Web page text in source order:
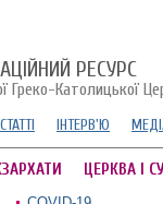
РЕСУРС
Греко-Католицької
СТАТТІ ІНТЕРВ'Ю
ЦЕРКВА І